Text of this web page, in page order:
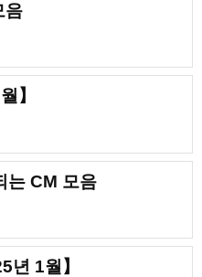
음
】
는 CM 모음
년 1월】